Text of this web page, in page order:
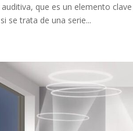
que es un elemento
se trata de una serie...